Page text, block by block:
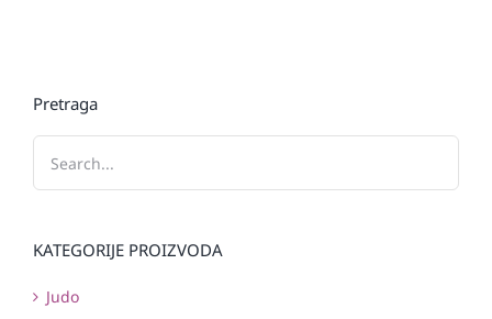
Pretraga
KATEGORIJE PROIZVODA
Judo